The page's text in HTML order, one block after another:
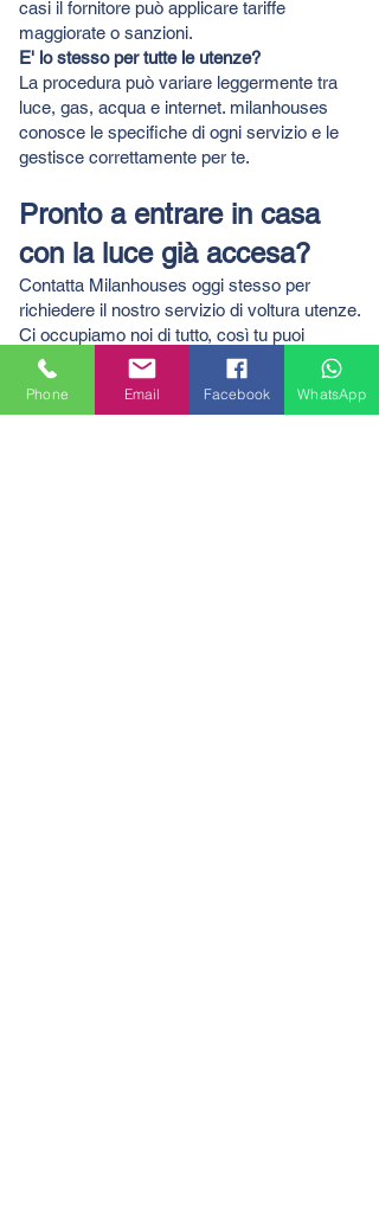
casi il fornitore può applicare tariffe
maggiorate o sanzioni.
E' lo stesso per tutte le utenze?
La procedura può variare leggermente tra
luce, gas, acqua e internet. milanhouses
conosce le specifiche di ogni servizio e le
gestisce correttamente per te.
Pronto a entrare in casa
con la luce già accesa?
Contatta Milanhouses oggi stesso per
richiedere il nostro servizio di voltura utenze.
Ci occupiamo noi di tutto, così tu puoi
goderti il tuo nuovo appartamento senza
pensieri.
PRENOTA LA TUA CONSULENZA GRATUITA
Phone Email Facebook WhatsApp